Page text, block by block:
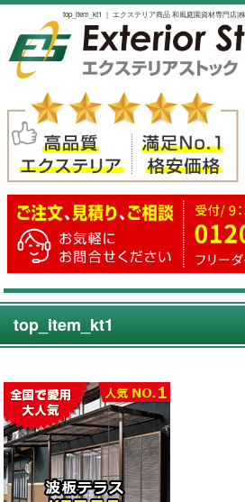
top_item_kt1 ｜ エクステリア商品 和風庭園資材専門店|
top_item_kt1